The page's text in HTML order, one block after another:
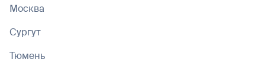
Москва
Сургут
Тюмень